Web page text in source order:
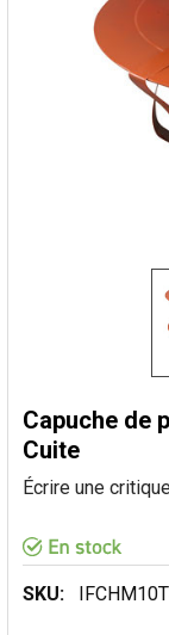
Capuche de
Cuite
Écrire une
SKU: